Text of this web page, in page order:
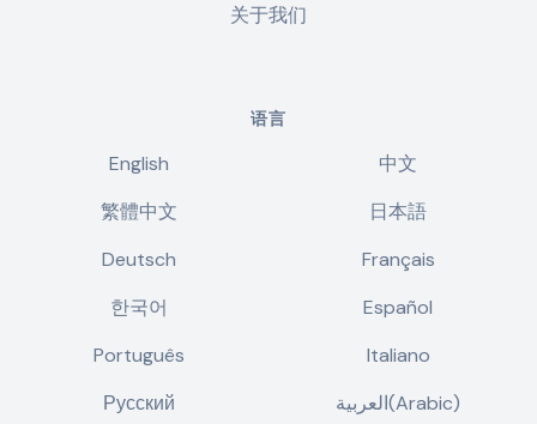
关于我们
语言
English
中文
繁體中文
日本語
Deutsch
Français
한국어
Español
Português
Italiano
Русский
العربية(Arabic)